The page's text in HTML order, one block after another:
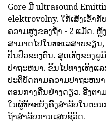
Gore ມີ ultrasound
elektrovolny. ໃກ້ເສັງເຂົ້າ
ຄວາມສູງຂອງຖ້ໍາ - 2 ແມັດ.
ສາມາດໄປໃນທະເລສາບຂຽນ
ປິ່ນປົວຂອງຕົນ. ສຸດເທິງຂອງ
ປາຖະຫນາ. ຂຶ້ນໄປທາງເທີງແ
ປະຕິບັດຕາມຄວາມປາຖະຫນ
ຕອນກາງຄືນຢ່າງດຽວ. ອີງຕ
ໃນຜູ້ທີ່ຈະຍັງຄົງສໍາລັບໃນຕອ
ຖ້າສໍາລັບການເສຍຊີວິດ.